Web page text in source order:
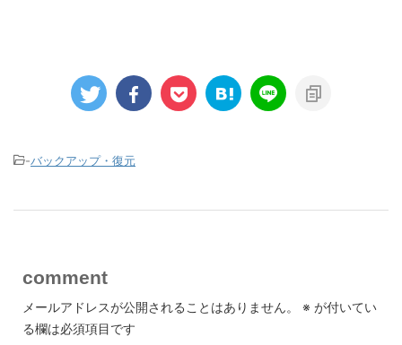
-バックアップ・復元
comment
メールアドレスが公開されることはありません。 ※ が付いてい
る欄は必須項目です